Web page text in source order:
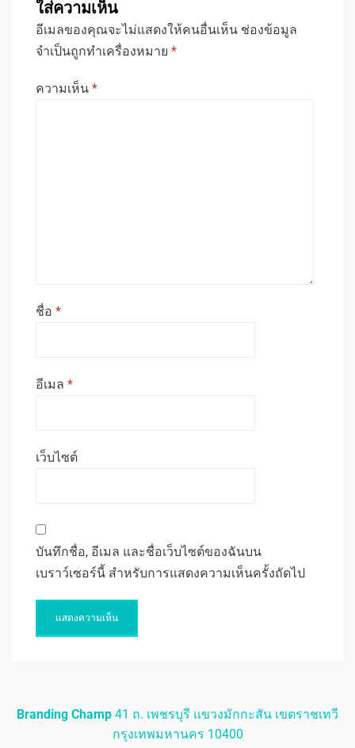
ใส่ความเห็น
อีเมลของคุณจะไม่แสดงให้คนอื่นเห็น ช่องข้อมูล
จำเป็นถูกทำเครื่องหมาย *
ความเห็น *
ชื่อ *
อีเมล *
เว็บไซต์
บันทึกชื่อ, อีเมล และชื่อเว็บไซต์ของฉันบน
เบราว์เซอร์นี้ สำหรับการแสดงความเห็นครั้งถัดไป
Branding Champ 41 ถ. เพชรบุรี แขวงมักกะสัน เขตราชเทวี
กรุงเทพมหานคร 10400